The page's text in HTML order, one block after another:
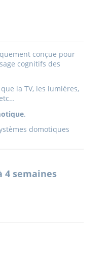
conçue pour
cognitifs des
la TV, les lumières,
.
domotiques
4 semaines